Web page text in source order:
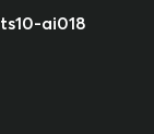
ts10-ai018